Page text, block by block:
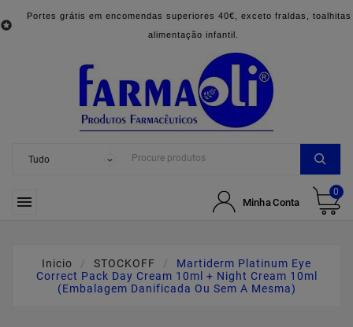

Portes grátis em encomendas superiores 40€, exceto fraldas, toalhitas
alimentação infantil.
 Minha Conta
0
Inicio STOCKOFF
Martiderm Platinum Eye
Correct Pack Day Cream 10ml + Night Cream 10ml
(Embalagem Danificada Ou Sem A Mesma)